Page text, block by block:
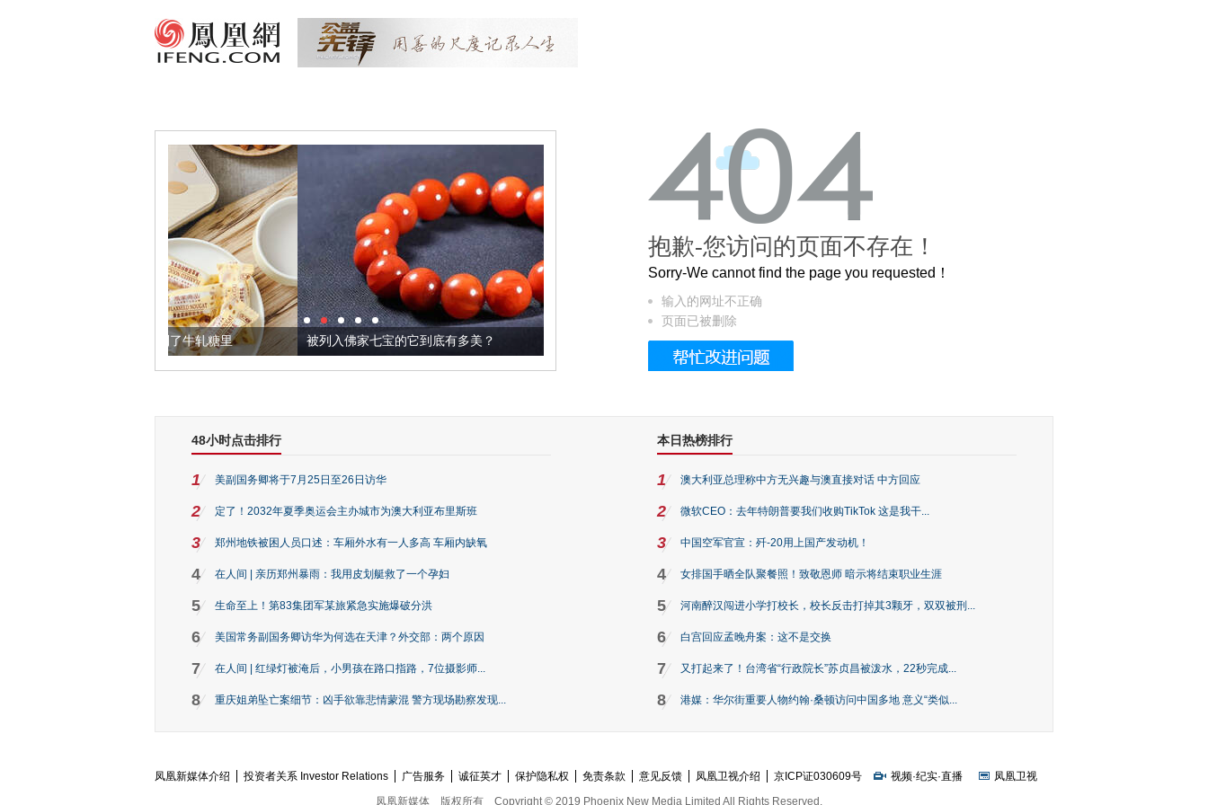
被列入佛家七宝的它到底有多美？ 这个3.2米的长卷，还原了600岁的紫禁城
抱歉-您访问的页面不存在！
Sorry-We cannot find the page you requested！
输入的网址不正确
页面已被删除
48小时点击排行
1 美副国务卿将于7月25日至26日访华
2 定了！2032年夏季奥运会主办城市为澳大利亚布里斯班
3 郑州地铁被困人员口述：车厢外水有一人多高 车厢内缺氧
4 在人间 | 亲历郑州暴雨：我用皮划艇救了一个孕妇
5 生命至上！第83集团军某旅紧急实施爆破分洪
6 美国常务副国务卿访华为何选在天津？外交部：两个原因
7 在人间 | 红绿灯被淹后，小男孩在路口指路，7位摄影师...
8 重庆姐弟坠亡案细节：凶手欲靠悲情蒙混 警方现场勘察发现...
本日热榜排行
1 澳大利亚总理称中方无兴趣与澳直接对话 中方回应
2 微软CEO：去年特朗普要我们收购TikTok 这是我干...
3 中国空军官宣：歼-20用上国产发动机！
4 女排国手晒全队聚餐照！致敬恩师 暗示将结束职业生涯
5 河南醉汉闯进小学打校长，校长反击打掉其3颗牙，双双被刑...
6 白宫回应孟晚舟案：这不是交换
7 又打起来了！台湾省“行政院长”苏贞昌被泼水，22秒完成...
8 港媒：华尔街重要人物约翰·桑顿访问中国多地 意义“类似...
凤凰新媒体介绍 投资者关系 Investor Relations 广告服务 诚征英才 保护隐私权 免责条款 意见反馈 凤凰卫视介绍 京ICP证030609号 视频·纪实·直播
凤凰卫视
凤凰新媒体
版权所有 Copyright © 2019 Phoenix New Media Limited All Rights Reserved.